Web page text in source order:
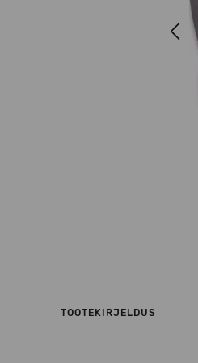
TOOTEKIRJELDUS